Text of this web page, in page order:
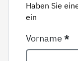
Haben Sie
ein
Vorname*